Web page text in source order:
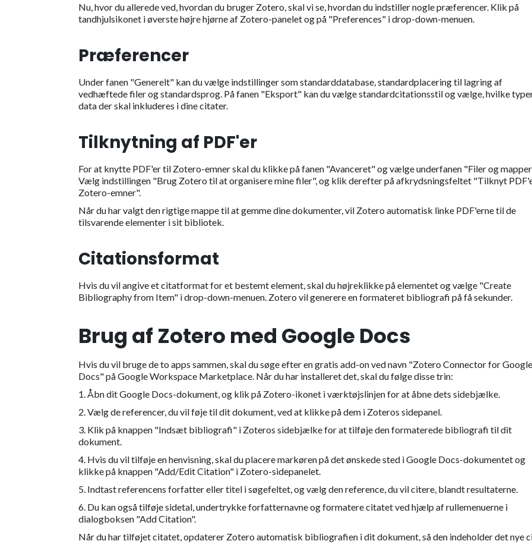
Nu, hvor du allerede ved, hvordan du bruger Zotero, skal vi se, hvordan du indstiller nogle præferencer. Klik på
tandhjulsikonet i øverste højre hjørne af Zotero-panelet og på "Preferences" i drop-down-menuen.
Præferencer
Under fanen "Generelt" kan du vælge indstillinger som standarddatabase, standardplacering til lagring af
vedhæftede filer og standardsprog. På fanen "Eksport" kan du vælge standardcitationsstil og vælge, hvilke
data der skal inkluderes i dine citater.
Tilknytning af PDF'er
For at knytte PDF'er til Zotero-emner skal du klikke på fanen "Avanceret" og vælge underfanen "Filer og
Vælg indstillingen "Brug Zotero til at organisere mine filer", og klik derefter på afkrydsningsfeltet "Tilknyt
Zotero-emner".
Når du har valgt den rigtige mappe til at gemme dine dokumenter, vil Zotero automatisk linke PDF'erne til de
tilsvarende elementer i sit bibliotek.
Citationsformat
Hvis du vil angive et citatformat for et bestemt element, skal du højreklikke på elementet og vælge "Create
Bibliography from Item" i drop-down-menuen. Zotero vil generere en formateret bibliografi på få sekunder.
Brug af Zotero med Google Docs
Hvis du vil bruge de to apps sammen, skal du søge efter en gratis add-on ved navn "Zotero Connector for Google
Docs" på Google Workspace Marketplace. Når du har installeret det, skal du følge disse trin:
1. Åbn dit Google Docs-dokument, og klik på Zotero-ikonet i værktøjslinjen for at åbne dets sidebjælke.
2. Vælg de referencer, du vil føje til dit dokument, ved at klikke på dem i Zoteros sidepanel.
3. Klik på knappen "Indsæt bibliografi" i Zoteros sidebjælke for at tilføje den formaterede bibliografi til dit
dokument.
4. Hvis du vil tilføje en henvisning, skal du placere markøren på det ønskede sted i Google Docs-dokumentet og
klikke på knappen "Add/Edit Citation" i Zotero-sidepanelet.
5. Indtast referencens forfatter eller titel i søgefeltet, og vælg den reference, du vil citere, blandt resultaterne.
6. Du kan også tilføje sidetal, undertrykke forfatternavne og formatere citatet ved hjælp af rullemenuerne i
dialogboksen "Add Citation".
Når du har tilføjet citatet, opdaterer Zotero automatisk bibliografien i dit dokument, så den indeholder det nye